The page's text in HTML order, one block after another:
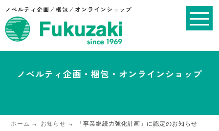
ノベルティ企画 ⁄ 梱包 ⁄ オンラインショップ
ノベルティ企画・梱包・オンラインショップ
ホーム お知らせ 「事業継続力強化計画」に認定のお知らせ